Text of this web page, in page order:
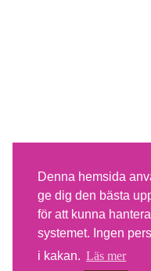
Denna hemsida
ge dig den bästa
för att kunna
systemet. Ingen
i kakan. Läs mer